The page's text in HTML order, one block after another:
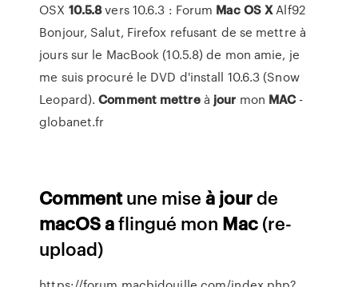
OSX 10.5.8vers 10.6.3 : Forum Mac OSXAlf92
Bonjour, Salut, Firefox refusant de se mettre à
jours sur le MacBook (10.5.8) de mon amie, je
me suis procuré le DVD d'install 10.6.3 (Snow
Leopard).Comment mettreà jour mon MAC-
globanet.fr
Commentune miseà jourde
macOSaflingué mon Mac (re-
upload)